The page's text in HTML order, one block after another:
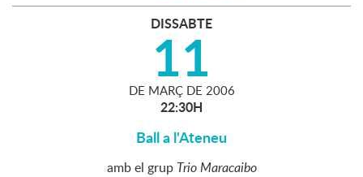
DISSABTE
11
DE MARÇ DE 2006
22:30H
Ball a l'Ateneu
amb el grup Trio Maracaibo